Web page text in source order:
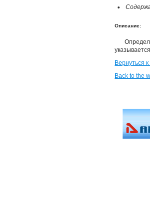
Описание:
Вернуться
Back to the